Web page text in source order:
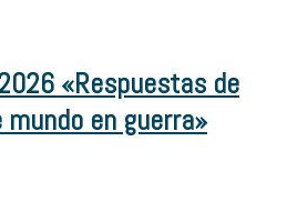
«Respuestas de
en guerra»